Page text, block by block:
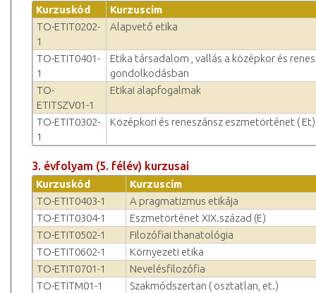
Kurzuskód
Kurzuscím
TO-ETIT0202-
1
Alapvető etika
TO-ETIT0401-
1
Etika társadalom , vallás a középkor és
gondolkodásban
TO-
ETITSZV01-1
Etikai alapfogalmak
TO-ETIT0302-
1
Középkori és reneszánsz eszmetörténet ( Et)
3. évfolyam (5. félév) kurzusai
Kurzuskód
Kurzuscím
TO-ETIT0403-1
A pragmatizmus etikája
TO-ETIT0304-1
Eszmetörténet XIX.század (E)
TO-ETIT0502-1
Filozófiai thanatológia
TO-ETIT0602-1
Környezeti etika
TO-ETIT0701-1
Nevelésfilozófia
TO-ETITM01-1
Szakmódszertan ( osztatlan, et.)